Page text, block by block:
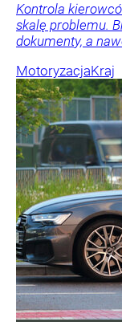
Kontrola
skalę problemu.
dokumenty, a
MotoryzacjaKraj